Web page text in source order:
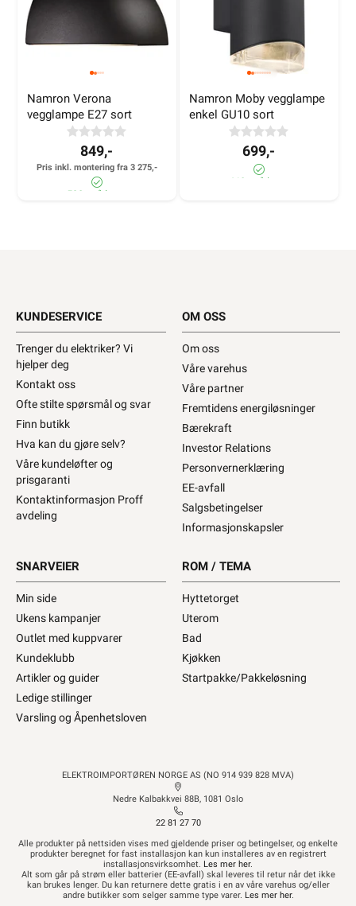
Namron Verona
vegglampe E27 sort
849,-
Pris inkl. montering fra 3 275,-
590+ på lager
Namron Moby vegglampe
enkel GU10 sort
699,-
460+ på lager
KUNDESERVICE
Trenger du elektriker? Vi
hjelper deg
Kontakt oss
Ofte stilte spørsmål og svar
Finn butikk
Hva kan du gjøre selv?
Våre kundeløfter og
prisgaranti
Kontaktinformasjon Proff
avdeling
OM OSS
Om oss
Våre varehus
Våre partner
Fremtidens energiløsninger
Bærekraft
Investor Relations
Personvernerklæring
EE-avfall
Salgsbetingelser
Informasjonskapsler
SNARVEIER
Min side
Ukens kampanjer
Outlet med kuppvarer
Kundeklubb
Artikler og guider
Ledige stillinger
Varsling og Åpenhetsloven
ROM / TEMA
Hyttetorget
Uterom
Bad
Kjøkken
Startpakke/Pakkeløsning
ELEKTROIMPORTØREN NORGE AS (NO 914 939 828 MVA)
Nedre Kalbakkvei 88B, 1081 Oslo
22 81 27 70
Alle produkter på nettsiden vises med gjeldende priser og betingelser, og enkelte
produkter beregnet for fast installasjon kan kun installeres av en registrert
installasjonsvirksomhet. Les mer her.
Alt som går på strøm eller batterier (EE-avfall) skal leveres til retur når det ikke
kan brukes lenger. Du kan returnere dette gratis i en av våre varehus og/eller
andre butikker som selger samme type varer. Les mer her.